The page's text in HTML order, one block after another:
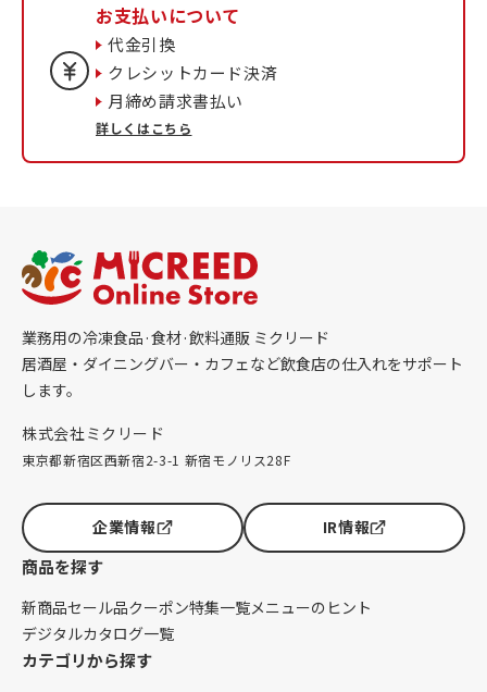
お支払いについて
代金引換
クレシットカード決済
月締め請求書払い
詳しくはこちら
業務用の冷凍食品·食材·飲料通販 ミクリード
居酒屋・ダイニングバー・カフェなど飲食店の仕入れをサポート
します。
株式会社ミクリード
東京都新宿区西新宿2-3-1 新宿モノリス28F
企業情報 IR情報
商品を探す
新商品セール品クーポン特集一覧メニューのヒント
デジタルカタログ一覧
カテゴリから探す